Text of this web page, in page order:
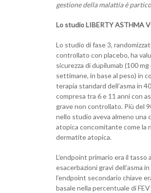
gestione della malattia è
Lo studio LIBERTY ASTHMA
Lo studio di fase 3,
controllato con placebo, ha
sicurezza di dupilumab (100
settimane, in base al peso) in
terapia standard dell’asma in
compresa tra 6 e 11 anni con
grave non controllato. Più del
nello studio aveva almeno una
atopica concomitante come la
dermatite atopica.
L’endpoint primario era il tasso
esacerbazioni gravi dell’asma
l’endpoint secondario chiave
basale nella percentuale di